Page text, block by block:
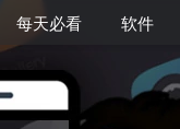
每天必看 软件